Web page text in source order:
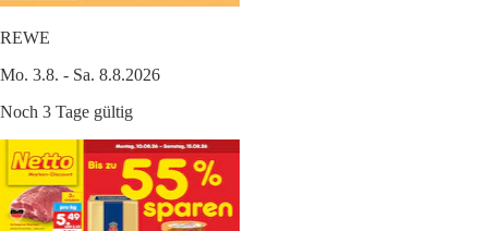
REWE
Mo. 3.8. - Sa. 8.8.2026
Noch 3 Tage gültig